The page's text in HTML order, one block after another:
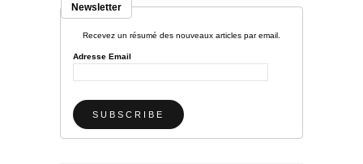
Newsletter
Recevez un résumé des nouveaux articles par email.
Adresse Email